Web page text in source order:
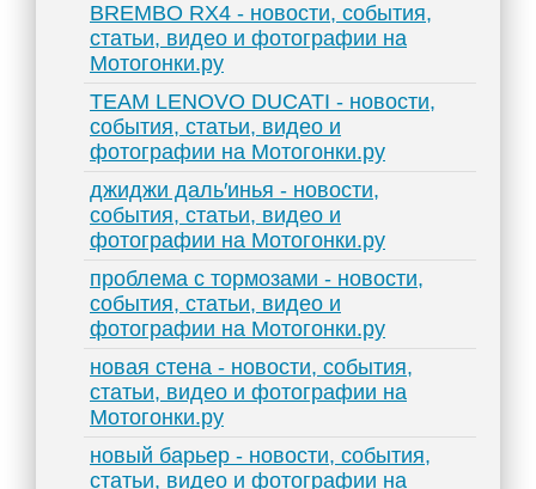
BREMBO RX4 - новости, события,
статьи, видео и фотографии на
Мотогонки.ру
TEAM LENOVO DUCATI - новости,
события, статьи, видео и
фотографии на Мотогонки.ру
джиджи даль′инья - новости,
события, статьи, видео и
фотографии на Мотогонки.ру
проблема с тормозами - новости,
события, статьи, видео и
фотографии на Мотогонки.ру
новая стена - новости, события,
статьи, видео и фотографии на
Мотогонки.ру
новый барьер - новости, события,
статьи, видео и фотографии на